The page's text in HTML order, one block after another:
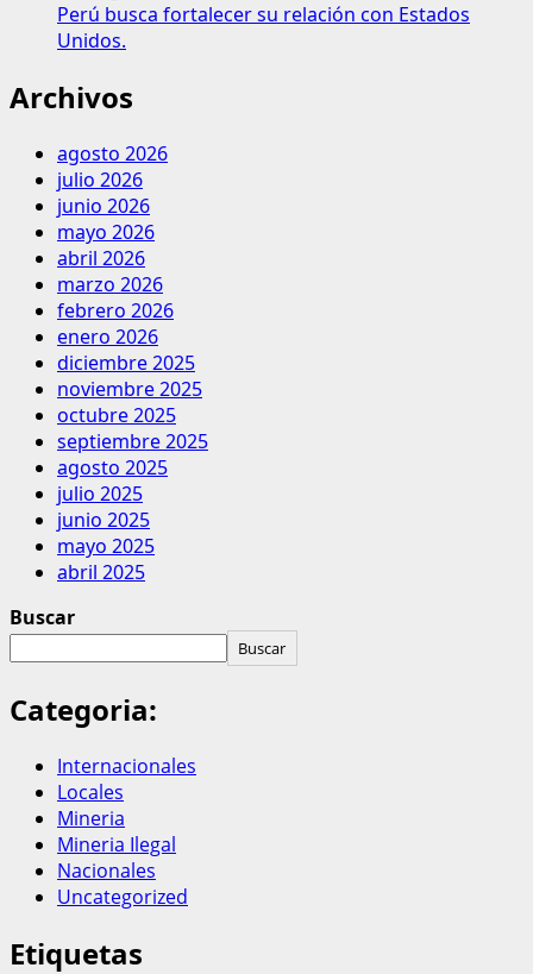
Perú busca fortalecer su relación con Estados
Unidos.
Archivos
agosto 2026
julio 2026
junio 2026
mayo 2026
abril 2026
marzo 2026
febrero 2026
enero 2026
diciembre 2025
noviembre 2025
octubre 2025
septiembre 2025
agosto 2025
julio 2025
junio 2025
mayo 2025
abril 2025
Buscar
Buscar
Categoria:
Internacionales
Locales
Mineria
Mineria Ilegal
Nacionales
Uncategorized
Etiquetas